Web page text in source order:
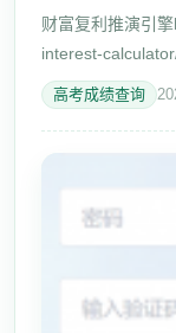
interest-
财富复利推演引
interest-
过程，助力你的
100000 每次定期
高考成绩查询